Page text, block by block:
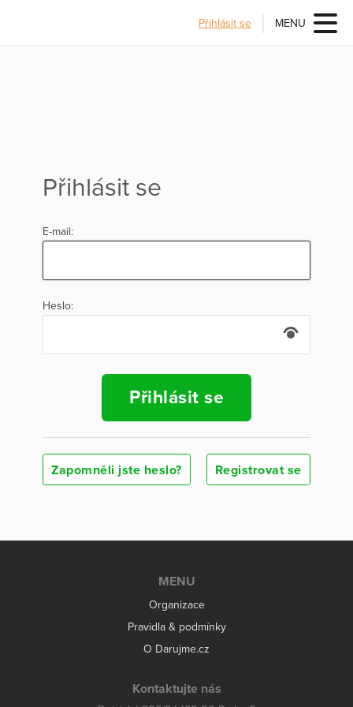
Přihlásit se MENU
Přihlásit se
E-mail:
Heslo:
Přihlásit se
Zapomněli jste heslo? Registrovat se
MENU
Organizace
Pravidla & podmínky
O Darujme.cz
Kontaktujte nás